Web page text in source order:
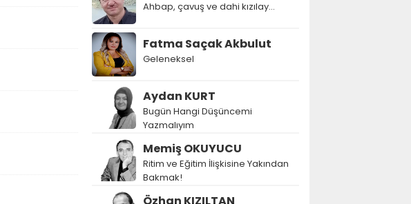
Ahbap, çavuş ve dahi kızılay...
Fatma Saçak Akbulut
Geleneksel
Aydan KURT
Bugün Hangi Düşüncemi
Yazmalıyım
Memiş OKUYUCU
Ritim ve Eğitim İlişkisine Yakından
Bakmak!